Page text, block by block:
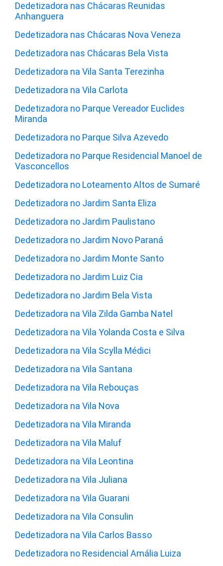
Dedetizadora nas Chácaras Reunidas
Anhanguera
Dedetizadora nas Chácaras Nova Veneza
Dedetizadora nas Chácaras Bela Vista
Dedetizadora na Vila Santa Terezinha
Dedetizadora na Vila Carlota
Dedetizadora no Parque Vereador Euclides
Miranda
Dedetizadora no Parque Silva Azevedo
Dedetizadora no Parque Residencial Manoel de
Vasconcellos
Dedetizadora no Loteamento Altos de Sumaré
Dedetizadora no Jardim Santa Eliza
Dedetizadora no Jardim Paulistano
Dedetizadora no Jardim Novo Paraná
Dedetizadora no Jardim Monte Santo
Dedetizadora no Jardim Luiz Cia
Dedetizadora no Jardim Bela Vista
Dedetizadora na Vila Zilda Gamba Natel
Dedetizadora na Vila Yolanda Costa e Silva
Dedetizadora na Vila Scylla Médici
Dedetizadora na Vila Santana
Dedetizadora na Vila Rebouças
Dedetizadora na Vila Nova
Dedetizadora na Vila Miranda
Dedetizadora na Vila Maluf
Dedetizadora na Vila Leontina
Dedetizadora na Vila Juliana
Dedetizadora na Vila Guarani
Dedetizadora na Vila Consulin
Dedetizadora na Vila Carlos Basso
Dedetizadora no Residencial Amália Luiza